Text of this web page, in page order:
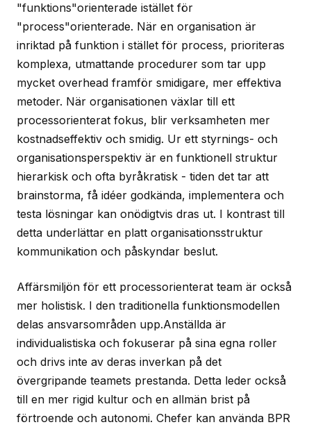
"funktions"orienterade istället för
"process"orienterade. När en organisation är
inriktad på funktion i stället för process, prioriteras
komplexa, utmattande procedurer som tar upp
mycket overhead framför smidigare, mer effektiva
metoder. När organisationen växlar till ett
processorienterat fokus, blir verksamheten mer
kostnadseffektiv och smidig. Ur ett styrnings- och
organisationsperspektiv är en funktionell struktur
hierarkisk och ofta byråkratisk - tiden det tar att
brainstorma, få idéer godkända, implementera och
testa lösningar kan onödigtvis dras ut. I kontrast till
detta underlättar en platt organisationsstruktur
kommunikation och påskyndar beslut.
Affärsmiljön för ett processorienterat team är också
mer holistisk. I den traditionella funktionsmodellen
delas ansvarsområden upp.Anställda är
individualistiska och fokuserar på sina egna roller
och drivs inte av deras inverkan på det
övergripande teamets prestanda. Detta leder också
till en mer rigid kultur och en allmän brist på
förtroende och autonomi. Chefer kan använda BPR